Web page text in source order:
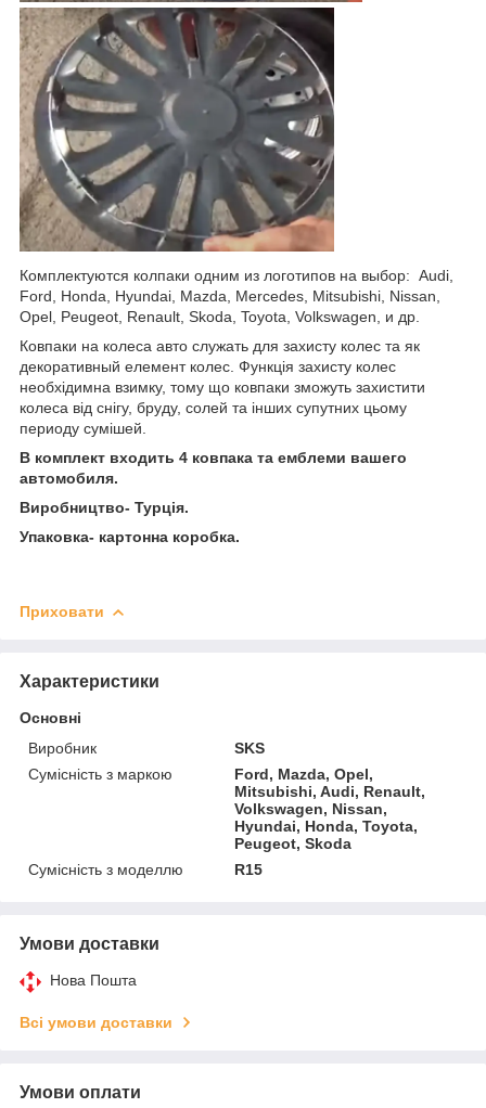
Комплектуются колпаки одним из логотипов на выбор: Audi,
Ford, Honda, Hyundai, Mazda, Mercedes, Mitsubishi, Nissan,
Opel, Peugeot, Renault, Skoda, Toyota, Volkswagen, и др.
Ковпаки на колеса авто служать для захисту колес та як
декоративный елемент колес. Функція захисту колес
необхідимна взимку, тому що ковпаки зможуть захистити
колеса від снігу, бруду, солей та інших супутних цьому
периоду сумішей.
В комплект входить 4 ковпака та емблеми вашего
автомобиля.
Виробництво- Турція.
Упаковка- картонна коробка.
Приховати
Характеристики
Основні
Виробник
SKS
Сумісність з маркою
Ford, Mazda, Opel,
Mitsubishi, Audi, Renault,
Volkswagen, Nissan,
Hyundai, Honda, Toyota,
Peugeot, Skoda
Сумісність з моделлю
R15
Умови доставки
Нова Пошта
Всі умови доставки
Умови оплати